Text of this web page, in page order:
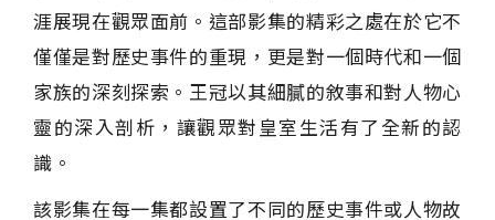
涯展現在觀眾面前。這部影集的精彩之處在於它不
僅僅是對歷史事件的重現，更是對一個時代和一個
家族的深刻探索。王冠以其細膩的敘事和對人物心
靈的深入剖析，讓觀眾對皇室生活有了全新的認
識。
該影集在每一集都設置了不同的歷史事件或人物故